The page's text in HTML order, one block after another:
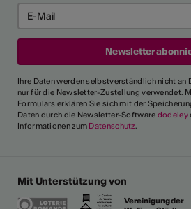
Ihre Daten werden selbstverständlich nicht an
nur für die Newsletter-Zustellung verwendet.
Formulars erklären Sie sich mit der
Daten durch die Newsletter-Software dodeley
Informationen zum Datenschutz.
Mit Unterstützung von
Vereinigung der